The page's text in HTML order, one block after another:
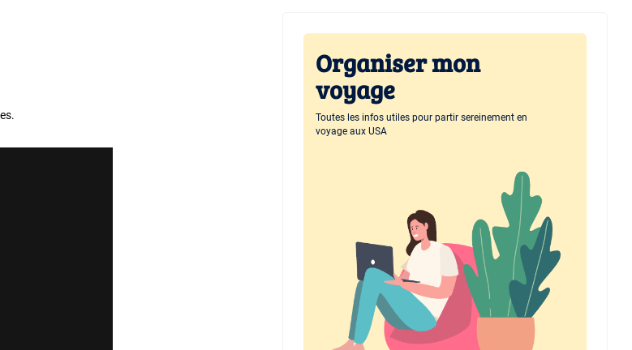
Organiser mon
voyage
Toutes les infos utiles pour partir sereinement en
voyage aux USA